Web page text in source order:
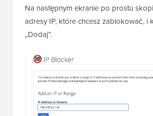
sterowania hostingu WordPress i
„Blokowanie IP”.